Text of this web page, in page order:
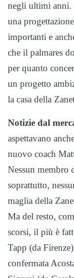
negli ultimi anni.
una
importanti e
che il palmares
per quanto
un progetto
la casa della
Notizie dal
aspettavano
nuovo coach
Nessun membro
soprattutto,
maglia della
Ma del resto,
scorsi, il più è
Tapp (da
confermata